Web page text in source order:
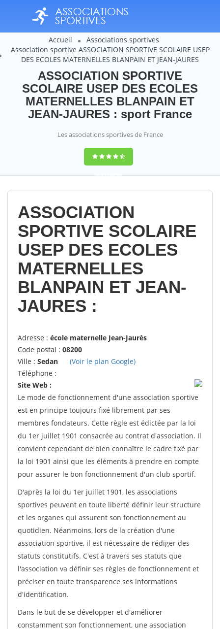
Accueil
Associations sportives
Association sportive ASSOCIATION SPORTIVE SCOLAIRE USEP
DES ECOLES MATERNELLES BLANPAIN ET JEAN-JAURES
ASSOCIATION SPORTIVE
SCOLAIRE USEP DES ECOLES
MATERNELLES BLANPAIN ET
JEAN-JAURES : sport France
Les associations sportives de France
9,4(100%)
14358votes
ASSOCIATION
SPORTIVE SCOLAIRE
USEP DES ECOLES
MATERNELLES
BLANPAIN ET JEAN-
JAURES :
Adresse : école maternelle Jean-Jaurès
Code postal : 08200
Ville : Sedan
(Voir le plan Google)
Téléphone :
Site Web :
Le mode de fonctionnement d'une association sportive
est en principe toujours fixé librement par ses
membres fondateurs. Cette règle est édictée par la loi
du 1er juillet 1901 consacrée au contrat d'association. Il
convient cependant de bien connaître le cadre fixé par
la loi 1901 ainsi que les éléments à prendre en compte
pour assurer le bon fonctionnement d'un club sportif.
D'après la loi du 1er juillet 1901, les associations
sportives peuvent en toute liberté définir leur structure
et les organes qui assurent son fonctionnement au
quotidien. Néanmoins, lors de la création d'une
association sportive, il est nécessaire de rédiger des
statuts constitutifs. C'est à travers ses statuts que
l'association va définir ses règles de fonctionnement et
préciser en toute transparence ses informations
d'identification.
Dans le but de se développer et d'améliorer
constamment son fonctionnement, une association